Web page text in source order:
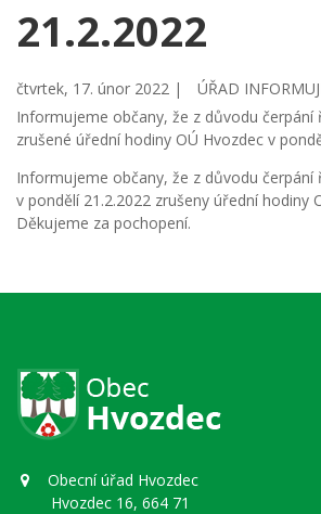
21.2.2022
čtvrtek, 17. únor 2022 |
ÚŘAD
Informujeme občany, že z důvodu čerpání
zrušené úřední hodiny OÚ Hvozdec v
Informujeme občany, že z důvodu čerpání
v pondělí 21.2.2022 zrušeny úřední hodiny
Děkujeme za pochopení.
Obecní úřad Hvozdec
Hvozdec 16, 664 71